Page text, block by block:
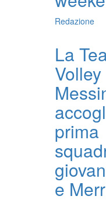
Redazione
La
Volley
prima
e